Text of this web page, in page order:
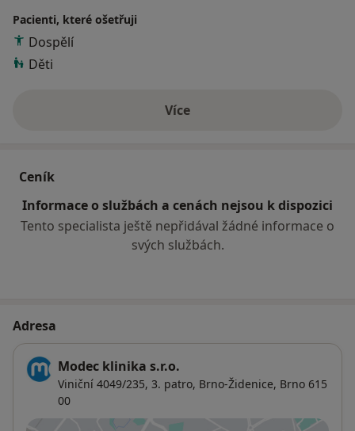
Pacienti, které ošetřuji
Dospělí
Děti
Víceo zkušenostech
Ceník
Informace o službách a cenách nejsou k dispozici
Tento specialista ještě nepřidával žádné informace o
svých službách.
Adresa
Modec klinika s.r.o.
Viniční 4049/235, 3. patro, Brno-Židenice, Brno 615
00